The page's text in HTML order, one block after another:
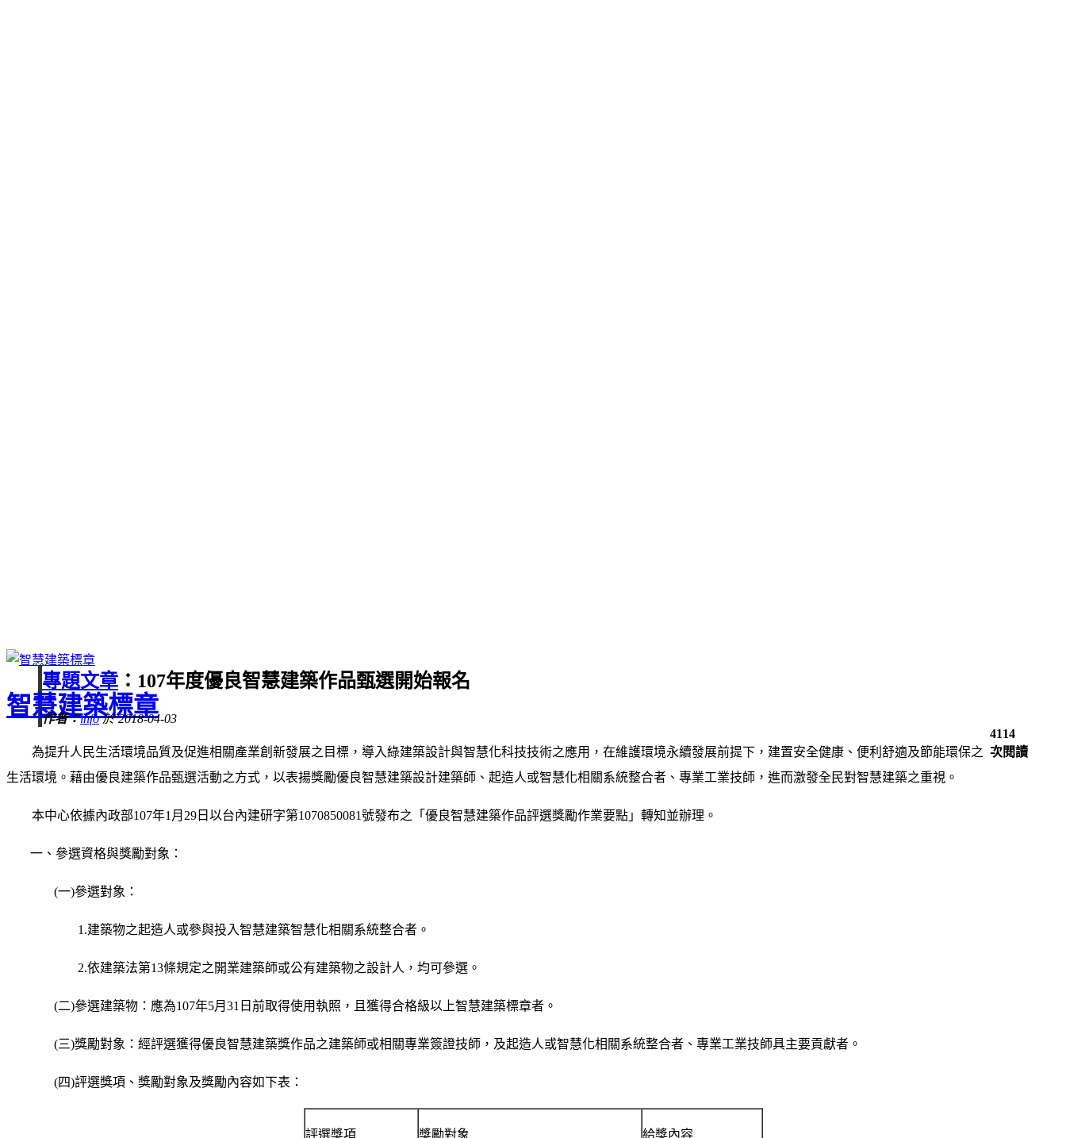
智慧建築標章
專題文章 ：107年度優良智慧建築作品甄選開始報名
作者：info於 2018-04-03
4114
次閱讀
為提升人民生活環境品質及促進相關產業創新發展之目標，導入綠建築設計與智慧化科技技術之應用，在維護環境永續發展前提下，建置安全健康、便利舒適及節能環保之
生活環境。藉由優良建築作品甄選活動之方式，以表揚獎勵優良智慧建築設計建築師、起造人或智慧化相關系統整合者、專業工業技師，進而激發全民對智慧建築之重視。
本中心依據內政部107年1月29日以台內建研字第1070850081號發布之「優良智慧建築作品評選獎勵作業要點」轉知並辦理。
一、參選資格與獎勵對象：
(一)參選對象：
1.建築物之起造人或參與投入智慧建築智慧化相關系統整合者。
2.依建築法第13條規定之開業建築師或公有建築物之設計人，均可參選。
(二)參選建築物：應為107年5月31日前取得使用執照，且獲得合格級以上智慧建築標章者。
(三)獎勵對象：經評選獲得優良智慧建築獎作品之建築師或相關專業簽證技師，及起造人或智慧化相關系統整合者、專業工業技師具主要貢獻者。
(四)評選獎項、獎勵對象及獎勵內容如下表：
評選獎項 獎勵對象 給獎內容